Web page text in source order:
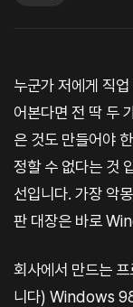
누군가 저에게 직
어본다면 전 딱 두
은 것도 만들어야
정할 수 없다는 것
선입니다. 가장 악
판 대장은 바로
회사에서 만드는
니다) Windows